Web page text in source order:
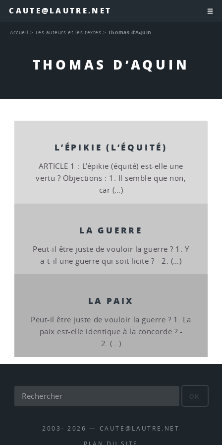
CAUTE@LAUTRE.NET
THOMAS D’AQUIN
Accueil > Les auteurs et les textes > Thomas d’Aquin
L’ÉPIKIE (L’ÉQUITÉ)
ARTICLE 1 : L’épikie (équité) est-elle une
vertu ? Objections : 1. Il semble que non,
car (…)
LA GUERRE
Peut-il être juste de vouloir la guerre ? 1. Y
a-t-il une guerre qui soit licite ? - 2. (…)
LA PAIX
Peut-il être juste de vouloir la guerre ? 1. La
paix est-elle identique à la concorde ? -
2. (…)
OK
2003- 2026 — CAUTE@LAUTRE.NET